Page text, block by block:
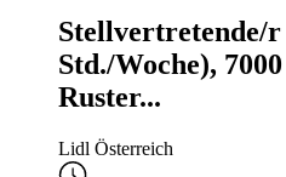
Stellvertretende/
Std./Woche),
Ruster...
Lidl Österreich